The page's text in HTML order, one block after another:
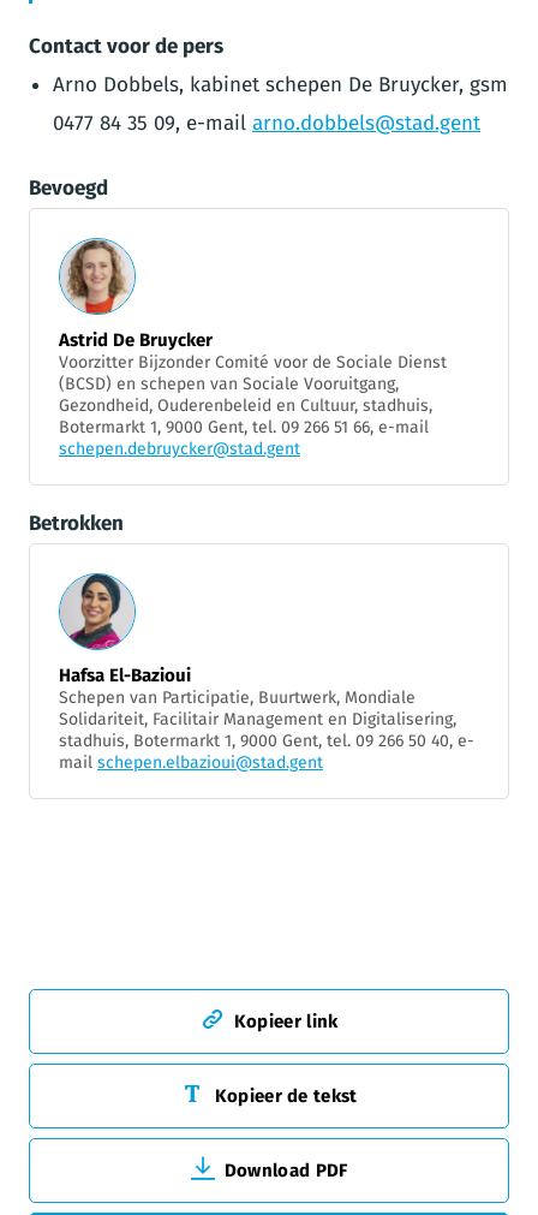
Contact voor de pers
Arno Dobbels, kabinet schepen De Bruycker, gsm
0477 84 35 09, e-mail arno.dobbels@stad.gent
Bevoegd
Astrid De Bruycker
Voorzitter Bijzonder Comité voor de Sociale Dienst
(BCSD) en schepen van Sociale Vooruitgang,
Gezondheid, Ouderenbeleid en Cultuur, stadhuis,
Botermarkt 1, 9000 Gent, tel. 09 266 51 66, e-mail
schepen.debruycker@stad.gent
Betrokken
Hafsa El-Bazioui
Schepen van Participatie, Buurtwerk, Mondiale
Solidariteit, Facilitair Management en Digitalisering,
stadhuis, Botermarkt 1, 9000 Gent, tel. 09 266 50 40, e-
mail schepen.elbazioui@stad.gent
Kopieer link
Kopieer de tekst
Download PDF